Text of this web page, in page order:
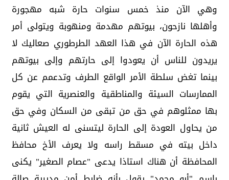
وهي الآن منذ خمس سنوات حارة شبه مهجورة
وأهلها نازحون، بيوتهم مهدمة ومنهوبة ويتولى أمر
هذه الحارة الآن في هذا العهد الطرطوري صعاليك لا
يريدون للناس أن يعودوا إلى حارتهم وإلى بيوتهم
بينما تغض سلطة الأمر الواقع الطرف وتدعمم عن كل
الممارسات السيئة والمناطقية والعنصرية التي يقوم
بها ممثلوهم في حق من تبقى من السكان وفي حق
من يحاول العودة إلى الحارة ليتسنى له العيش ثانية
داخل بيته في مسقط راسه ولا يعرف الأخ محافظ
المحافظة أن هناك استاذا يدعى "عصام الصغير" يكنى